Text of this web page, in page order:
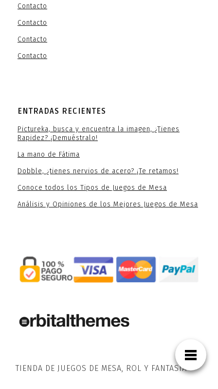
Contacto
Contacto
Contacto
Contacto
ENTRADAS RECIENTES
Pictureka, busca y encuentra la imagen, ¿Tienes
Rapidez? ¡Demuéstralo!
La mano de Fátima
Dobble, ¿tienes nervios de acero? ¡Te retamos!
Conoce todos los Tipos de Juegos de Mesa
Análisis y Opiniones de los Mejores Juegos de Mesa
TIENDA DE JUEGOS DE MESA, ROL Y FANTASÍA